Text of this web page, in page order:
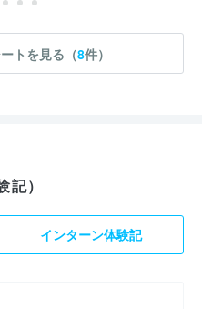
トを見る（8件）
）
インターン体験記